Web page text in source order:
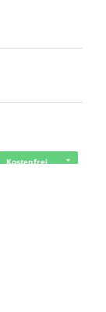
Kostenfrei